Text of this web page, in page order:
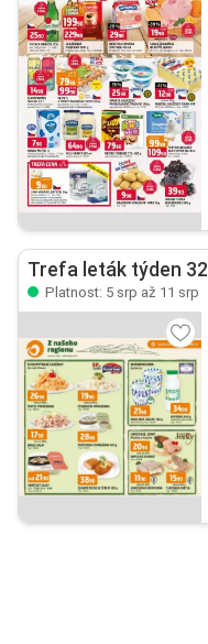
Trefa leták týden 32
Platnost: 5 srp až 11 srp